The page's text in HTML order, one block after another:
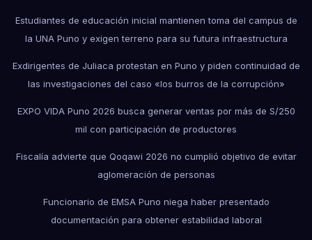
Estudiantes de educación inicial mantienen toma del campus de
la UNA Puno y exigen terreno para su futura infraestructura
Exdirigentes de Juliaca protestan en Puno y piden continuidad de
las investigaciones del caso «los burros de la corrupción»
EXPO VIDA Puno 2026 busca generar ventas por más de S/250
mil con participación de productores
Fiscalía advierte que Qoqawi 2026 no cumplió objetivo de evitar
aglomeración de personas
Funcionario de EMSA Puno niega haber presentado
documentación para obtener estabilidad laboral